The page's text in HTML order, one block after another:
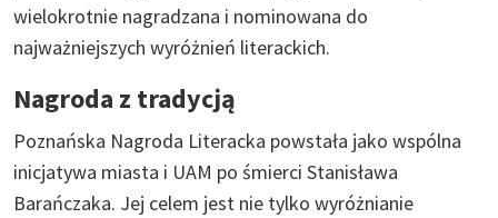
wielokrotnie nagradzana i nominowana do
najważniejszych wyróżnień literackich.
Nagroda z tradycją
Poznańska Nagroda Literacka powstała jako wspólna
inicjatywa miasta i UAM po śmierci Stanisława
Barańczaka. Jej celem jest nie tylko wyróżnianie